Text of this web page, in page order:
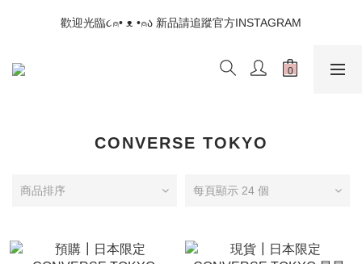
📣如果遇到結帳沒有反應，請另開瀏覽器 (不要直接從ig連結網站
下單)
歡迎光臨૮⍝• ᴥ •⍝ა 新品請追蹤官方INSTAGRAM
📣如果遇到結帳沒有反應，請另開瀏覽器 (不要直接從ig連結網站
CONVERSE TOKYO
商品排序 每頁顯示 24 個